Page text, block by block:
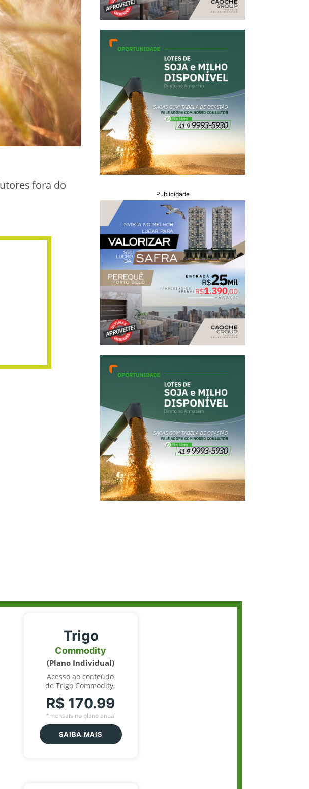
fora do
Publicidade
Trigo
Commodity
(Plano Individual)
Acesso ao conteúdo
de Trigo Commodity;
R$ 170.99
*mensais no plano anual
SAIBA MAIS